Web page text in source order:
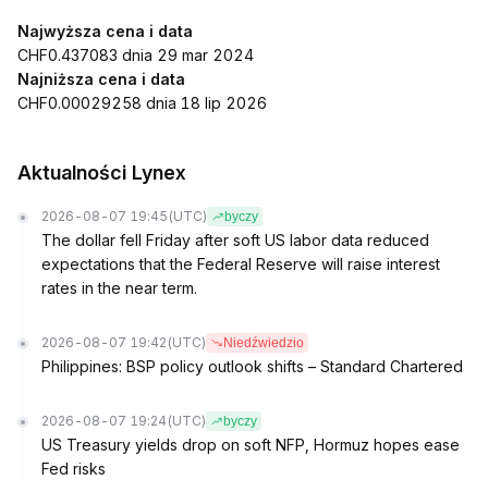
Najwyższa cena i data
CHF0.437083 dnia 29 mar 2024
Najniższa cena i data
CHF0.00029258 dnia 18 lip 2026
Aktualności Lynex
2026-08-07 19:45 (UTC) byczy
The dollar fell Friday after soft US labor data reduced
expectations that the Federal Reserve will raise interest
rates in the near term.
2026-08-07 19:42 (UTC) Niedźwiedzio
Philippines: BSP policy outlook shifts – Standard Chartered
2026-08-07 19:24 (UTC) byczy
US Treasury yields drop on soft NFP, Hormuz hopes ease
Fed risks